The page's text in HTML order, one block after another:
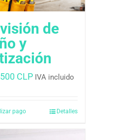
de
y
CLP IVA incluido
pago Detalles